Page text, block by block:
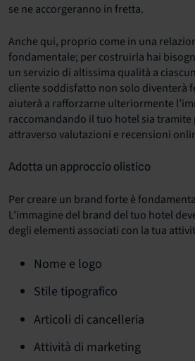
se ne accorgeranno in fretta.
Anche qui, proprio come in una
fondamentale; per costruirla hai
un servizio di altissima qualità a
cliente soddisfatto non solo diventerà
aiuterà a rafforzarne ulteriormente
raccomandando il tuo hotel sia tramite
attraverso valutazioni e recensioni
Adotta un approccio olistico
Per creare un brand forte è
L’immagine del brand del tuo hotel
degli elementi associati con la tua
Nome e logo
Stile tipografico
Articoli di cancelleria
Attività di marketing